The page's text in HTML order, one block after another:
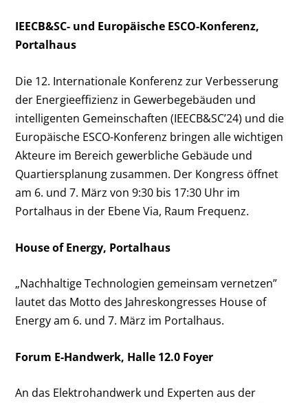
IEECB&SC- und Europäische ESCO-Konferenz,
Portalhaus
Die 12. Internationale Konferenz zur Verbesserung
der Energieeffizienz in Gewerbegebäuden und
intelligenten Gemeinschaften (IEECB&SC’24) und die
Europäische ESCO-Konferenz bringen alle wichtigen
Akteure im Bereich gewerbliche Gebäude und
Quartiersplanung zusammen. Der Kongress öffnet
am 6. und 7. März von 9:30 bis 17:30 Uhr im
Portalhaus in der Ebene Via, Raum Frequenz.
House of Energy, Portalhaus
„Nachhaltige Technologien gemeinsam vernetzen”
lautet das Motto des Jahreskongresses House of
Energy am 6. und 7. März im Portalhaus.
Forum E-Handwerk, Halle 12.0 Foyer
An das Elektrohandwerk und Experten aus der